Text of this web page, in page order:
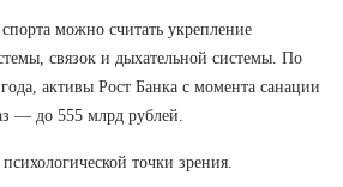
можно считать укрепление
связок и дыхательной системы. По
активы Рост Банка с момента санации
— до 555 млрд рублей.
точки зрения.